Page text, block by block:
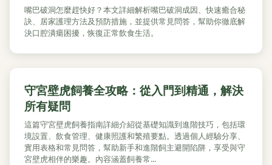
嘴巴破洞怎麼趕快好？本文詳細解析嘴巴破洞成因、快速癒合秘
訣、居家護理方法及預防措施，並提供常見問答，幫助你徹底解
決口腔潰瘍困擾，恢復正常飲食生活。
守宮壁虎飼養全攻略：從入門到精通，解決
所有疑問
這篇守宮壁虎飼養指南詳細介紹從基礎知識到進階技巧，包括環
境設置、飲食管理、健康照護和繁殖要點。透過個人經驗分享、
實用表格和常見問答，幫助新手和進階飼主避開陷阱，享受與守
宮壁虎相伴的樂趣。內容涵蓋飼養常...